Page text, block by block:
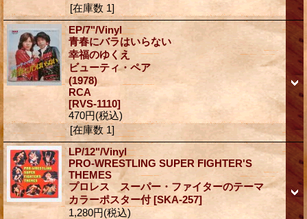
[在庫数 1]
EP/7"/Vinyl
青春にバラはいらない
幸福のゆくえ
ビューティ・ペア
(1978)
RCA
[RVS-1110]
470円(税込)
[在庫数 1]
LP/12"/Vinyl
PRO-WRESTLING SUPER FIGHTER'S
THEMES
プロレス スーパー・ファイターのテーマ
カラーポスター付[SKA-257]
1,280円(税込)